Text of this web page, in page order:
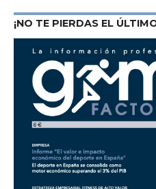
¡NO TE PIERDAS EL